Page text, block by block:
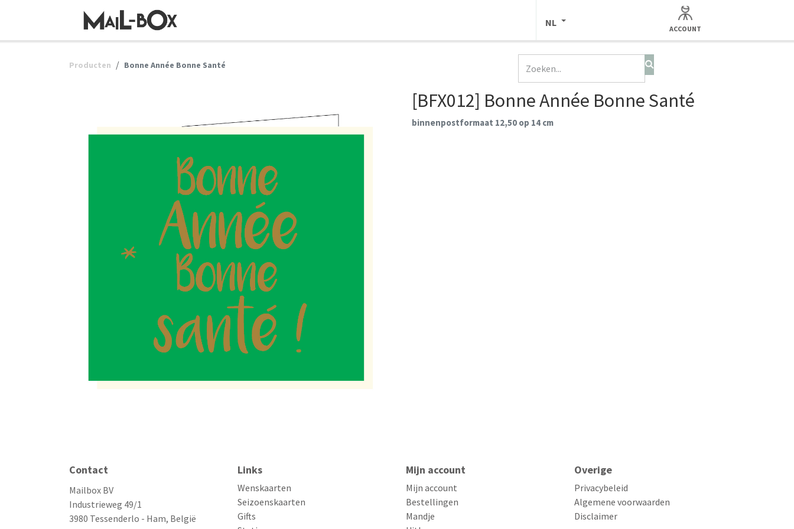
NL
ACCOUNT
Producten Bonne Année Bonne Santé
[BFX012] Bonne Année Bonne Santé
binnenpostformaat 12,50 op 14 cm
Contact
Mailbox BV
Industrieweg 49/1
3980 Tessenderlo - Ham, België
Links
Wenskaarten
Seizoenskaarten
Gifts
Mijn account
Mijn account
Bestellingen
Mandje
Overige
Privacybeleid
Algemene voorwaarden
Disclaimer